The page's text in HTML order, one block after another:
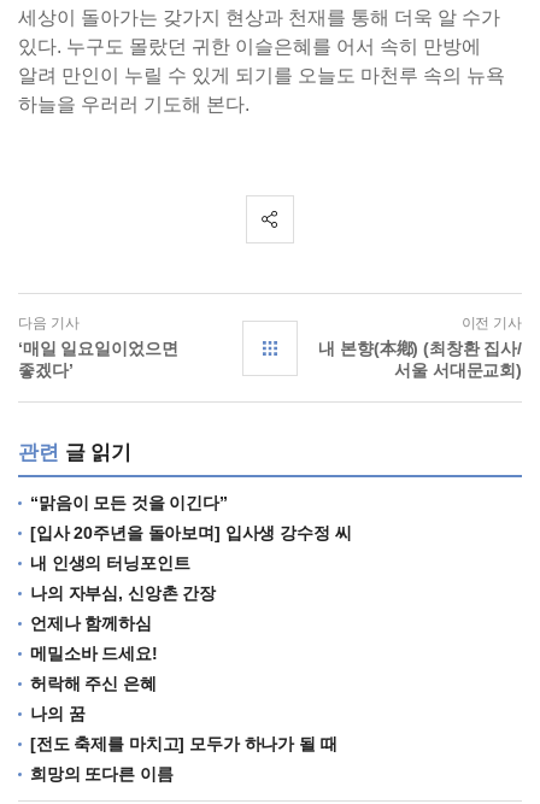
세상이 돌아가는 갖가지 현상과 천재를 통해 더욱 알 수가
있다. 누구도 몰랐던 귀한 이슬은혜를 어서 속히 만방에
알려 만인이 누릴 수 있게 되기를 오늘도 마천루 속의 뉴욕
하늘을 우러러 기도해 본다.
다음 기사
‘매일 일요일이었으면
좋겠다’
이전 기사
내 본향(本鄕) (최창환 집사/
서울 서대문교회)
관련 글 읽기
“맑음이 모든 것을 이긴다”
[입사 20주년을 돌아보며] 입사생 강수정 씨
내 인생의 터닝포인트
나의 자부심, 신앙촌 간장
언제나 함께하심
메밀소바 드세요!
허락해 주신 은혜
나의 꿈
[전도 축제를 마치고] 모두가 하나가 될 때
희망의 또다른 이름